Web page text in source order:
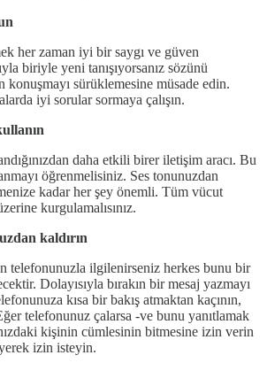
her zaman iyi bir saygı ve güven
biriyle yeni tanışıyorsanız sözünü
konuşmayı sürüklemesine müsade edin.
iyi sorular sormaya çalışın.
daha etkili birer iletişim aracı. Bu
öğrenmelisiniz. Ses tonunuzdan
kadar her şey önemli. Tüm vücut
kurgulamalısınız.
kaldırın
telefonunuzla ilgilenirseniz herkes bunu bir
Dolayısıyla bırakın bir mesaj yazmayı
kısa bir bakış atmaktan kaçının,
telefonunuz çalarsa -ve bunu yanıtlamak
kişinin cümlesinin bitmesine izin verin
izin isteyin.